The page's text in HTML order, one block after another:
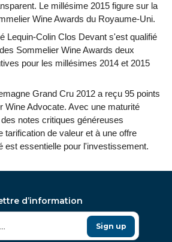
Le millésime 2015 figure sur la
Wine Awards du Royaume-Uni.
Lequin-Colin Clos Devant s'est qualifié
Sommelier Wine Awards deux
pour les millésimes 2014 et 2015
Grand Cru 2012 a reçu 95 points
Wine Advocate. Avec une maturité
notes critiques généreuses
tarification de valeur et à une offre
est essentielle pour l'investissement.
d’information
Sign up